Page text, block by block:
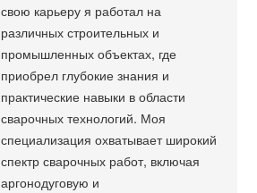
свою карьеру я работал на
различных строительных и
промышленных объектах, где
приобрел глубокие знания и
практические навыки в области
сварочных технологий. Моя
специализация охватывает широкий
спектр сварочных работ, включая
аргонодуговую и